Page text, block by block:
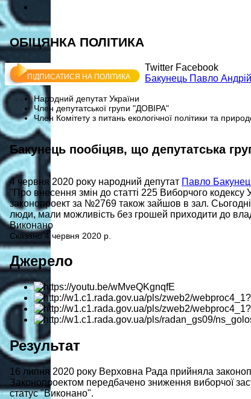
ОБІЦЯНКА ПОЛІТИКА
ПІДПИСАТИСЯ НА ПОЛІТИКА
Twitter Facebook
Бакунець Павло
Народний депутат України
Член депутатської групи "ДОВІРА"
Член Комітету з питань екологічної політики та
Бакунець пообіцяв, що депутатська
4 червня 2020 року народний депутат Павло
"Про внесення змін до статті 225 Виборчого
законопроект за №2769 також зайшов в зал.
люди, мали можливість без грошей приходити до
Виконано
Сказано 4 червня 2020 р.
Джерело
Результат
16 липня 2020 року Верховна Рада прийняла
Законопроектом передбачено зниження виборчої
статус "Виконано".